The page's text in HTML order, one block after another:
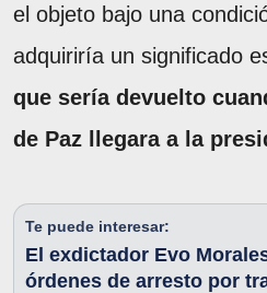
el objeto bajo una
adquiriría un significado
que sería devuelto
de Paz llegara a la
Te puede interesar:
El exdictador Evo
órdenes de arresto por